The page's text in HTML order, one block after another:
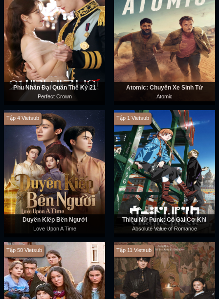
Phu Nhân Đại Quân Thế Kỷ 21
Perfect Crown
Atomic: Chuyến Xe Sinh Tử
Atomic
Tập 4 Vietsub
Duyên Kiếp Bên Người
Love Upon A Time
Tập 1 Vietsub
Thiếu Nữ Punk: Cô Gái Cơ Khí
Absolute Value of Romance
Tập 50 Vietsub Tập 11 Vietsub